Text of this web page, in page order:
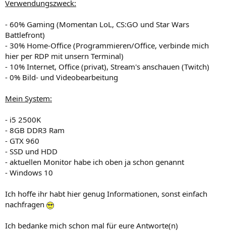
Verwendungszweck:
- 60% Gaming (Momentan LoL, CS:GO und Star Wars
Battlefront)
- 30% Home-Office (Programmieren/Office, verbinde mich
hier per RDP mit unsern Terminal)
- 10% Internet, Office (privat), Stream's anschauen (Twitch)
- 0% Bild- und Videobearbeitung
Mein System:
- i5 2500K
- 8GB DDR3 Ram
- GTX 960
- SSD und HDD
- aktuellen Monitor habe ich oben ja schon genannt
- Windows 10
Ich hoffe ihr habt hier genug Informationen, sonst einfach
nachfragen
Ich bedanke mich schon mal für eure Antworte(n)